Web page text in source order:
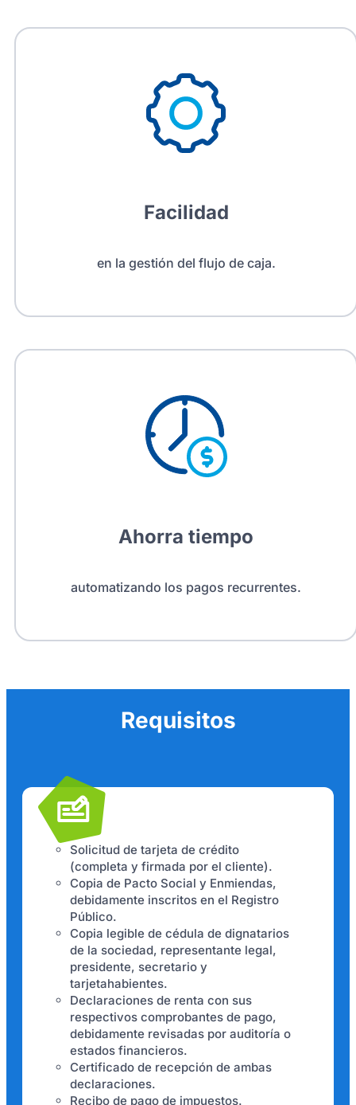
Facilidad
en la gestión del flujo de caja.
Ahorra tiempo
automatizando los pagos recurrentes.
Requisitos
Solicitud de tarjeta de crédito
(completa y firmada por el cliente).
Copia de Pacto Social y Enmiendas,
debidamente inscritos en el Registro
Público.
Copia legible de cédula de dignatarios
de la sociedad, representante legal,
presidente, secretario y
tarjetahabientes.
Declaraciones de renta con sus
respectivos comprobantes de pago,
debidamente revisadas por auditoría o
estados financieros.
Certificado de recepción de ambas
declaraciones.
Recibo de pago de impuestos.